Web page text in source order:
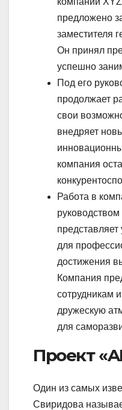
предложено
заместителя
Он принял
успешно
Под его
продолжает
свои
внедряет
компания
Работа в
для
достижения
Компания
сотрудникам
дружескую
для
Проект
Один из самых
Свиридова